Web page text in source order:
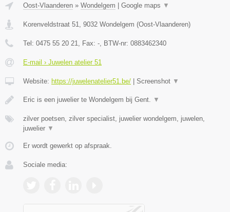
Oost-Vlaanderen » Wondelgem Google maps ▼
Korenveldstraat 51 9032 Wondelgem (Oost-Vlaanderen)
Tel: 0475 55 20 21 , Fax: - , BTW-nr: 0883462340
E-mail › Juwelen atelier 51
Website: https://juwelenatelier51.be/ Screenshot ▼
Eric is een juwelier te Wondelgem bij Gent. ▼
zilver poetsen, zilver specialist, juwelier wondelgem, juwelen,
juwelier ▼
Er wordt gewerkt op afspraak.
Sociale media: